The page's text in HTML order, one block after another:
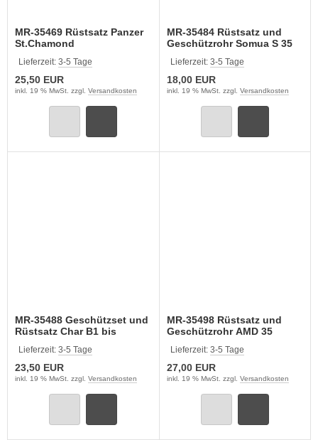
MR-35469 Rüstsatz Panzer
St.Chamond
Lieferzeit: 3-5 Tage
25,50 EUR
inkl. 19 % MwSt. zzgl. Versandkosten
MR-35484 Rüstsatz und
Geschützrohr Somua S 35
Lieferzeit: 3-5 Tage
18,00 EUR
inkl. 19 % MwSt. zzgl. Versandkosten
MR-35488 Geschützset und
Rüstsatz Char B1 bis
Lieferzeit: 3-5 Tage
23,50 EUR
inkl. 19 % MwSt. zzgl. Versandkosten
MR-35498 Rüstsatz und
Geschützrohr AMD 35
Lieferzeit: 3-5 Tage
27,00 EUR
inkl. 19 % MwSt. zzgl. Versandkosten